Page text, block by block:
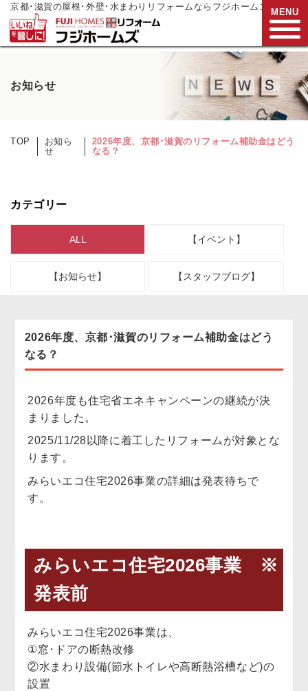
京都･滋賀の屋根･外壁･水まわりリフォームならフジホームズ
お電話でご相談
0120-272-833
営業時間:9:00～17:00水曜日定休
HOME
現場リポート
リフォーム支援制度
お客様の声
協力業者募集
無料お見積り お問い合わせ
MENU
お知らせ
TOP
お知ら
せ
2026年度、京都･滋賀のリフォーム補助金はどう
なる？
カテゴリー
ALL 【イベント】
【お知らせ】 【スタッフブログ】
2026年度、京都･滋賀のリフォーム補助金はどう
なる？
2026年度も住宅省エネキャンペーンの継続が決
まりました。
2025/11/28以降に着工したリフォームが対象とな
ります。
みらいエコ住宅2026事業の詳細は発表待ちで
す。
みらいエコ住宅2026事業 ※
発表前
みらいエコ住宅2026事業は、
①窓･ドアの断熱改修
②水まわり設備(節水トイレや高断熱浴槽など)の
設置